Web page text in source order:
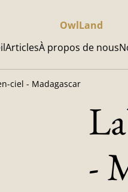
OwlLand
ArticlesÀ propos de nous
ciel - Madagascar
-